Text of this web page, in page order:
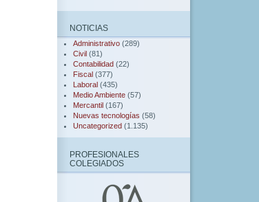
NOTICIAS
Administrativo (289)
Civil (81)
Contabilidad (22)
Fiscal (377)
Laboral (435)
Medio Ambiente (57)
Mercantil (167)
Nuevas tecnologías (58)
Uncategorized (1.135)
PROFESIONALES
COLEGIADOS